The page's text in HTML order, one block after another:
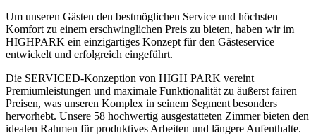
Um unseren Gästen den bestmöglichen Service und höchsten
Komfort zu einem erschwinglichen Preis zu bieten, haben wir im
HIGHPARK ein einzigartiges Konzept für den Gästeservice
entwickelt und erfolgreich eingeführt.
Die SERVICED-Konzeption von HIGH PARK vereint
Premiumleistungen und maximale Funktionalität zu äußerst fairen
Preisen, was unseren Komplex in seinem Segment besonders
hervorhebt. Unsere 58 hochwertig ausgestatteten Zimmer bieten den
idealen Rahmen für produktives Arbeiten und längere Aufenthalte.